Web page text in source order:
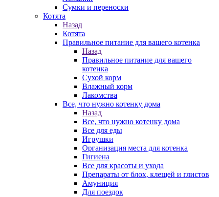
Сумки и переноски
Котята
Назад
Котята
Правильное питание для вашего котенка
Назад
Правильное питание для вашего
котенка
Сухой корм
Влажный корм
Лакомства
Все, что нужно котенку дома
Назад
Все, что нужно котенку дома
Все для еды
Игрушки
Организация места для котенка
Гигиена
Все для красоты и ухода
Препараты от блох, клещей и глистов
Амуниция
Для поездок